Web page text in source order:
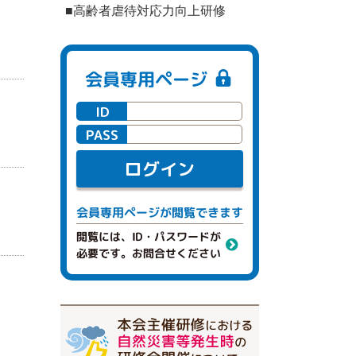
■高齢者虐待対応力向上研修
会員専用ページ
ID
PASS
ログイン
会員専用ページが閲覧できます
閲覧には、ID・パスワードが
必要です。お問合せください